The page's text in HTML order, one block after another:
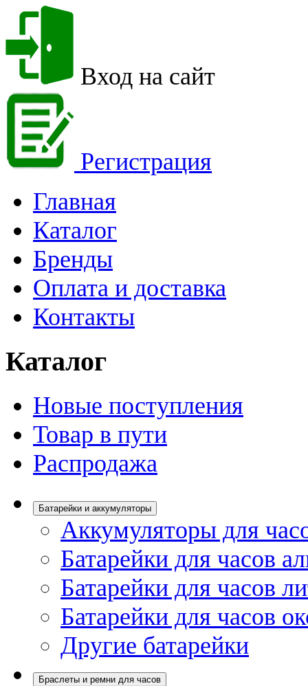
Вход на сайт
Регистрация
Главная
Каталог
Бренды
Оплата и доставка
Контакты
Каталог
Новые поступления
Товар в пути
Распродажа
Батарейки и аккумуляторы
Аккумуляторы для
Батарейки для часов
Батарейки для часов
Батарейки для часов
Другие батарейки
Браслеты и ремни для часов